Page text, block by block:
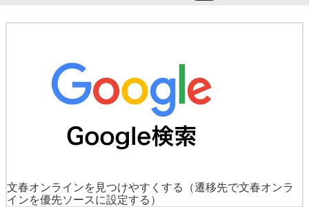
文春オンラインを見つけやすくする
（遷移先で文春オンラ
インを優先ソースに設定する）